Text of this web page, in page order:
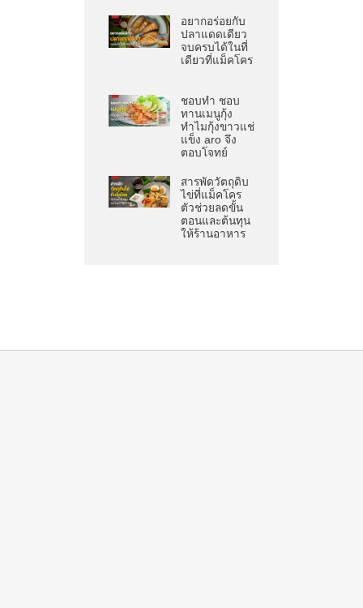
อยากอร่อยกับ
ปลาแดดเดียว
จบครบได้ในที่
เดียวที่แม็คโคร
ชอบทำ ชอบ
ทานเมนูกุ้ง
ทำไมกุ้งขาวแช่
แข็ง aro จึง
ตอบโจทย์
สารพัดวัตถุดิบ
ไข่ที่แม็คโคร
ตัวช่วยลดขั้น
ตอนและต้นทุน
ให้ร้านอาหาร